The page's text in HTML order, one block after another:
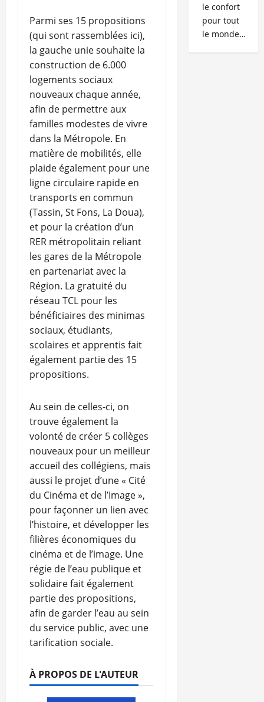
Parmi ses 15 propositions
(qui sont rassemblées ici),
la gauche unie souhaite la
construction de 6.000
logements sociaux
nouveaux chaque année,
afin de permettre aux
familles modestes de vivre
dans la Métropole. En
matière de mobilités, elle
plaide également pour une
ligne circulaire rapide en
transports en commun
(Tassin, St Fons, La Doua),
et pour la création d’un
RER métropolitain reliant
les gares de la Métropole
en partenariat avec la
Région. La gratuité du
réseau TCL pour les
bénéficiaires des minimas
sociaux, étudiants,
scolaires et apprentis fait
également partie des 15
propositions.
Au sein de celles-ci, on
trouve également la
volonté de créer 5 collèges
nouveaux pour un meilleur
accueil des collégiens, mais
aussi le projet d’une « Cité
du Cinéma et de l’Image »,
pour façonner un lien avec
l’histoire, et développer les
filières économiques du
cinéma et de l’image. Une
régie de l’eau publique et
solidaire fait également
partie des propositions,
afin de garder l’eau au sein
du service public, avec une
tarification sociale.
À PROPOS DE L'AUTEUR
le confort
pour tout
le monde…